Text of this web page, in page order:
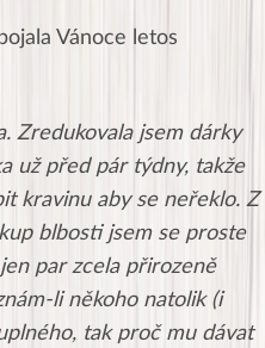
Vánoce letos
Zredukovala jsem dárky
už před pár týdny, takže
kravinu aby se neřeklo. Z
blbosti jsem se proste
par zcela přirozeně
li někoho natolik (i
tak proč mu dávat